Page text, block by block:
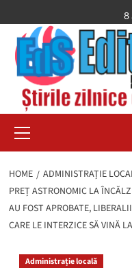
to
content
8
Menu
HOME ADMINISTRAȚIE
PREȚ ASTRONOMIC LA
AU FOST APROBATE,
CARE LE INTERZICE SĂ VINĂ
Administrație locală